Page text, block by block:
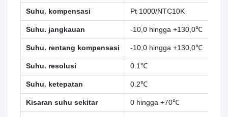
Suhu. kompensasi Pt 1000/NTC10K
Suhu. jangkauan -10,0 hingga +130,0℃
Suhu. rentang kompensasi -10,0 hingga +130,0℃
Suhu. resolusi 0.1℃
Suhu. ketepatan 0.2℃
Kisaran suhu sekitar 0 hingga +70℃